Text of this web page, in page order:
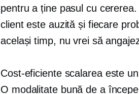
pentru a ține pasul cu
client este auzită și fiecare
același timp, nu vrei să
Cost-eficientescalarea este
O modalitate bună de a